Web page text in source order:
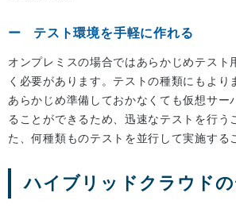
テスト環境を手軽に作れる
オンプレミスの場合ではあらかじめテスト
く必要があります。テストの種類にもより
あらかじめ準備しておかなくても仮想サー
ることができるため、迅速なテストを行う
た、何種類ものテストを並行して実施する
ハイブリッドクラウド